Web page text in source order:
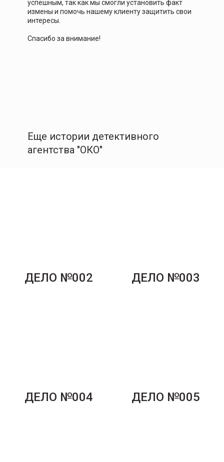
успешным, так как мы смогли установить факт
измены и помочь нашему клиенту защитить свои
интересы.
Спасибо за внимание!
Еще истории детективного
агентства "ОКО"
ДЕЛО №002 ДЕЛО №003
ДЕЛО №004 ДЕЛО №005